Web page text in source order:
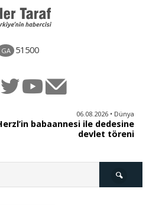
GA 51500
06.08.2026 • Dünya
babaannesi ile dedesine
devlet töreni